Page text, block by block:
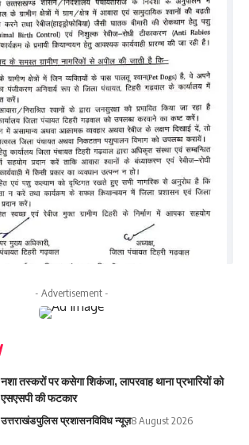
- Advertisement -
नशा तस्करों पर कसेगा शिकंजा, लापरवाह थाना प्रभारियों को
एसएसपी की फटकार
उत्तराखंडपुलिस प्रशासनविविध न्यूज़8 August 2026